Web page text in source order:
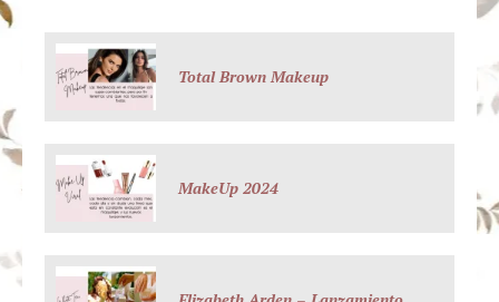
Total Brown Makeup
MakeUp 2024